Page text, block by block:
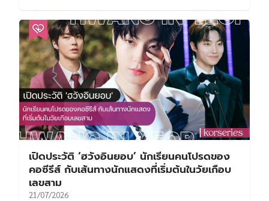
เปิดประวัติ ‘ฮวังอินยอบ’ นักเรียนคนโปรดของ
คอซีรีส์ กับเส้นทางนักแสดงที่เริ่มต้นในวัยเกือบ
เลขสาม
21/07/2026